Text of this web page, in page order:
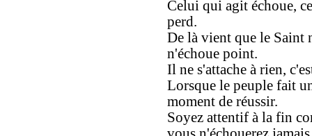
Celui qui agit échoue,
perd.
De là vient que le Saint
n'échoue point.
Il ne s'attache à rien,
Lorsque le peuple fait
moment de réussir.
Soyez attentif à la fin
vous n'échouerez